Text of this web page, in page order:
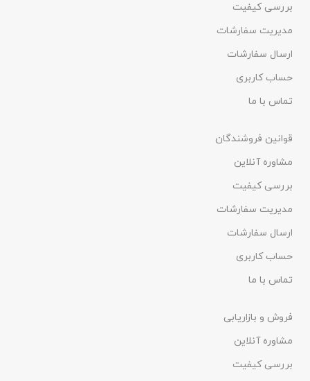
بررسی کیفیت
مدیریت سفارشات
ارسال سفارشات
حساب کاربری
تماس با ما
قوانین فروشندگان
مشاوره آنلاین
بررسی کیفیت
مدیریت سفارشات
ارسال سفارشات
حساب کاربری
تماس با ما
فروش و بازاریابی
مشاوره آنلاین
بررسی کیفیت